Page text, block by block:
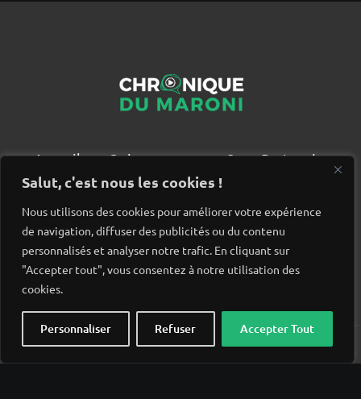
Salut, c'est nous les cookies !
Nous utilisons des cookies pour améliorer votre expérience
de navigation, diffuser des publicités ou du contenu
personnalisés et analyser notre trafic. En cliquant sur
"Accepter tout", vous consentez à notre utilisation des
cookies.
Personnaliser Refuser Accepter Tout
Accueil Qui sommes nous ?
Partenaires
Contact